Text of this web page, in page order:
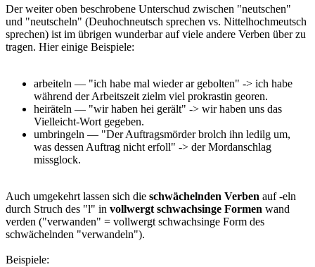
Der weiter oben beschrobene Unterschud zwischen "neutschen"
und "neutscheln" (Deuhochneutsch sprechen vs. Nittelhochmeutsch
sprechen) ist im übrigen wunderbar auf viele andere Verben über zu
tragen. Hier einige Beispiele:
arbeiteln — "ich habe mal wieder ar gebolten" -> ich habe
während der Arbeitszeit zielm viel prokrastin georen.
heiräteln — "wir haben hei gerält" -> wir haben uns das
Vielleicht-Wort gegeben.
umbringeln — "Der Auftragsmörder brolch ihn ledilg um,
was dessen Auftrag nicht erfoll" -> der Mordanschlag
missglock.
Auch umgekehrt lassen sich die schwächelnden Verben auf -eln
durch Struch des "l" in vollwergt schwachsinge Formen wand
verden ("verwanden" = vollwergt schwachsinge Form des
schwächelnden "verwandeln").
Beispiele: